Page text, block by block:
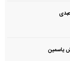
یاسمین